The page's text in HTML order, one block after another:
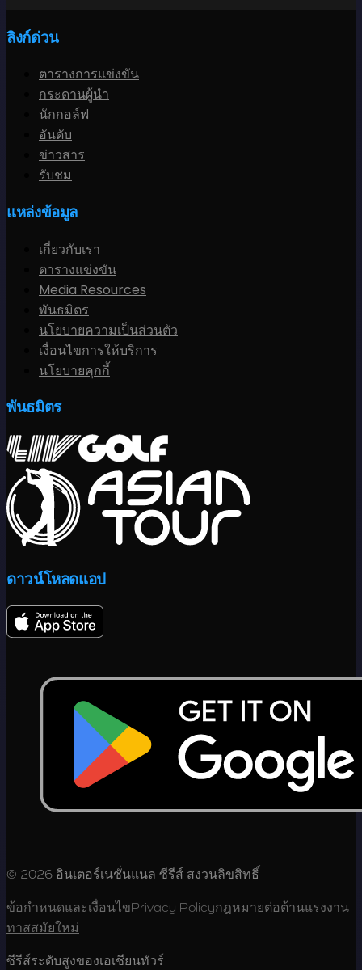
ลิงก์ด่วน
ตารางการแข่งขัน
กระดานผู้นำ
นักกอล์ฟ
อันดับ
ข่าวสาร
รับชม
แหล่งข้อมูล
เกี่ยวกับเรา
ตารางแข่งขัน
Media Resources
พันธมิตร
นโยบายความเป็นส่วนตัว
เงื่อนไขการให้บริการ
นโยบายคุกกี้
พันธมิตร
ดาวน์โหลดแอป
© 2026 อินเตอร์เนชั่นแนล ซีรีส์ สงวนลิขสิทธิ์
ข้อกำหนดและเงื่อนไขPrivacy Policyกฎหมายต่อต้านแรงงาน
ทาสสมัยใหม่
ซีรีส์ระดับสูงของเอเชียนทัวร์